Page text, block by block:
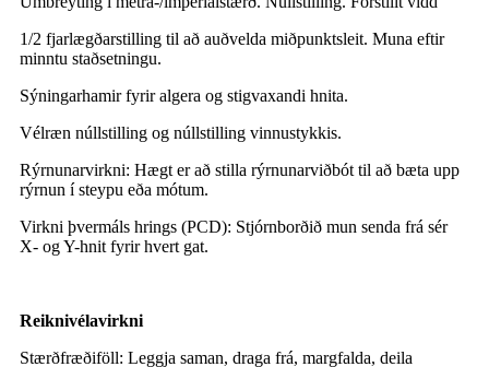
1/2 fjarlægðarstilling til að auðvelda miðpunktsleit. Muna eftir
minntu staðsetningu.
Sýningarhamir fyrir algera og stigvaxandi hnita.
Vélræn núllstilling og núllstilling vinnustykkis.
Rýrnunarvirkni: Hægt er að stilla rýrnunarviðbót til að bæta upp
rýrnun í steypu eða mótum.
Virkni þvermáls hrings (PCD): Stjórnborðið mun senda frá sér
X- og Y-hnit fyrir hvert gat.
Reiknivélavirkni
Stærðfræðiföll: Leggja saman, draga frá, margfalda, deila